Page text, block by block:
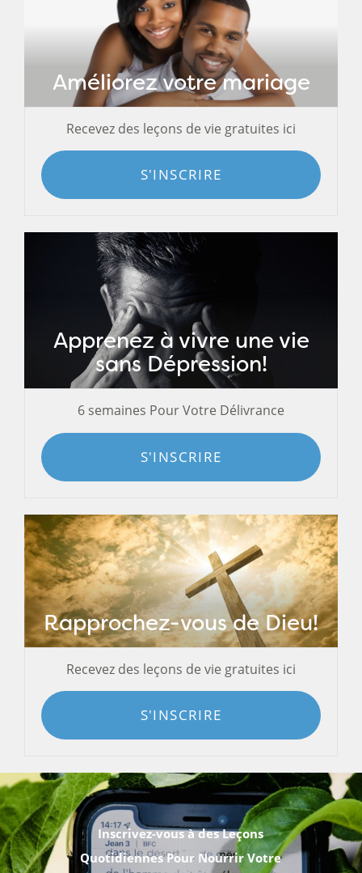
Améliorez votre mariage
Recevez des leçons de vie gratuites ici
S'INSCRIRE
Apprenez à vivre une vie
sans Dépression!
6 semaines Pour Votre Délivrance
S'INSCRIRE
Rapprochez-vous de Dieu!
Recevez des leçons de vie gratuites ici
S'INSCRIRE
Inscrivez-vous à des Leçons
Quotidiennes Pour Nourrir Votre